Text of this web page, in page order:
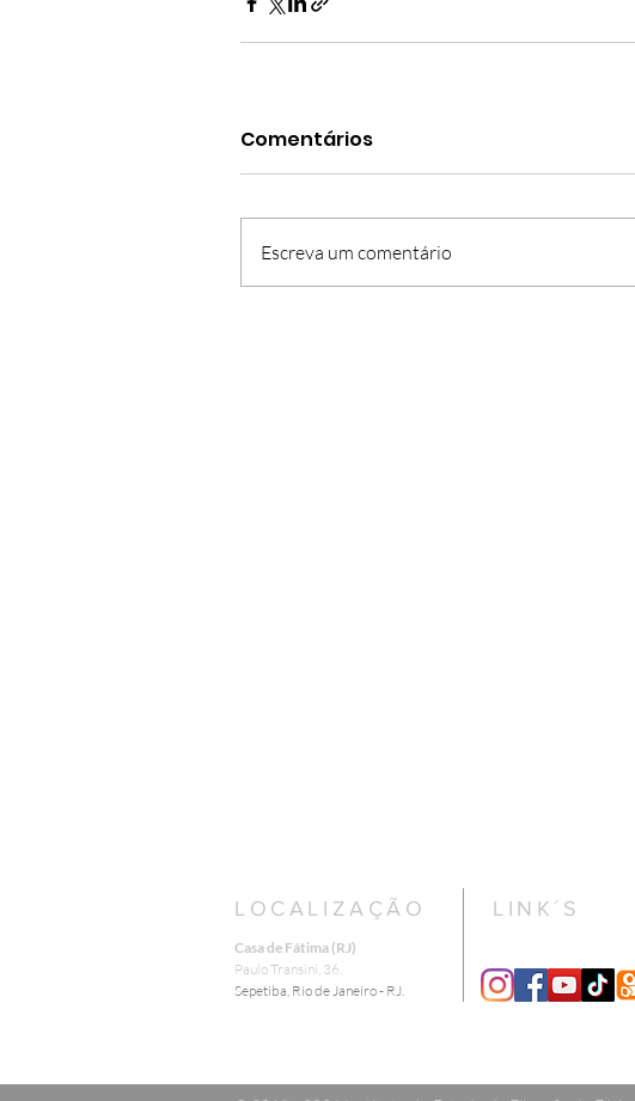
Comentários
Escreva um comentário
LOCALIZAÇÃO
Casa de Fátima (RJ)
​Paulo Transini, 36.
Sepetiba, Rio de Janeiro - RJ.
LINK´S